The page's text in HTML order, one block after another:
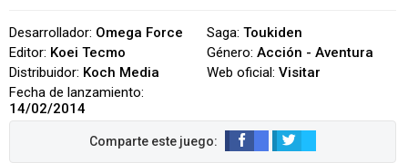
Desarrollador: Omega Force
Editor: Koei Tecmo
Distribuidor: Koch Media
Fecha de lanzamiento:
14/02/2014
Saga: Toukiden
Género: Acción - Aventura
Web oficial: Visitar